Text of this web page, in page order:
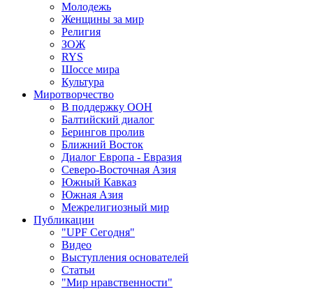
Молодежь
Женщины за мир
Религия
ЗОЖ
RYS
Шоссе мира
Культура
Миротворчество
В поддержку ООН
Балтийский диалог
Берингов пролив
Ближний Восток
Диалог Европа - Евразия
Северо-Восточная Азия
Южный Кавказ
Южная Азия
Межрелигиозный мир
Публикации
"UPF Сегодня"
Видео
Выступления основателей
Статьи
"Мир нравственности"